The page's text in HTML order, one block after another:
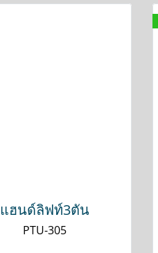
แฮนด์ลิฟท์3ตัน
PTU-305